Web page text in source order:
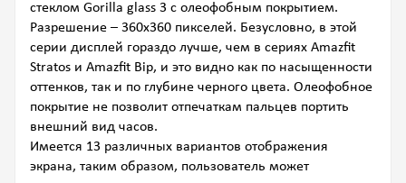
стеклом Gorilla glass 3 с олеофобным покрытием.
Разрешение – 360х360 пикселей. Безусловно, в этой
серии дисплей гораздо лучше, чем в сериях Amazfit
Stratos и Amazfit Bip, и это видно как по насыщенности
оттенков, так и по глубине черного цвета. Олеофобное
покрытие не позволит отпечаткам пальцев портить
внешний вид часов.
Имеется 13 различных вариантов отображения
экрана, таким образом, пользователь может